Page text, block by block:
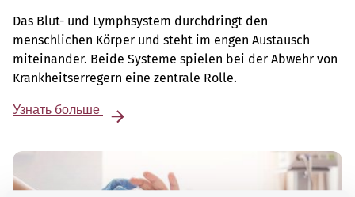
Das Blut- und Lymphsystem durchdringt den
menschlichen Körper und steht im engen Austausch
miteinander. Beide Systeme spielen bei der Abwehr von
Krankheitserregern eine zentrale Rolle.
Узнать больше